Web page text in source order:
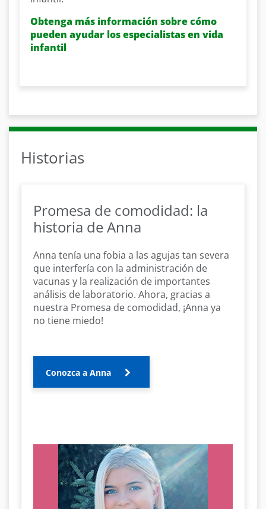
Obtenga más información sobre cómo
pueden ayudar los especialistas en vida
infantil
Historias
Promesa de comodidad: la
historia de Anna
Anna tenía una fobia a las agujas tan severa
que interfería con la administración de
vacunas y la realización de importantes
análisis de laboratorio. Ahora, gracias a
nuestra Promesa de comodidad, ¡Anna ya
no tiene miedo!
Conozca a Anna